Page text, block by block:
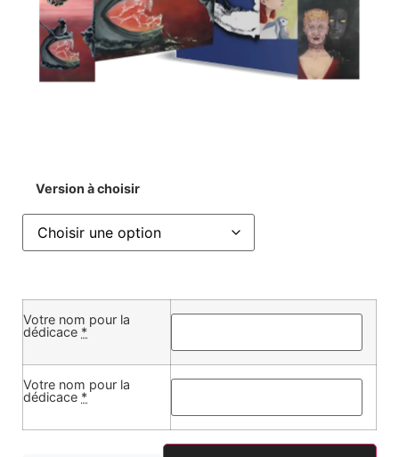
Version à choisir
Votre nom pour la
dédicace *
Votre nom pour la
dédicace *